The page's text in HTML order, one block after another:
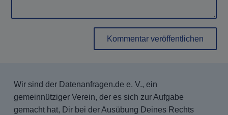
Kommentar veröffentlichen
Wir sind der Datenanfragen.de e. V., ein
gemeinnütziger Verein, der es sich zur Aufgabe
gemacht hat, Dir bei der Ausübung Deines Rechts